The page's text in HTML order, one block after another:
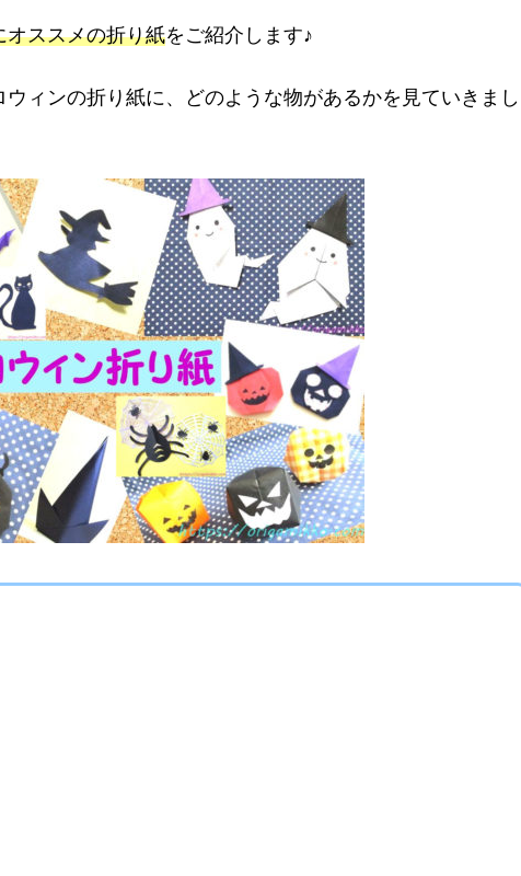
オススメの折り紙をご紹介します♪
ィンの折り紙に、どのような物があるかを見ていきまし